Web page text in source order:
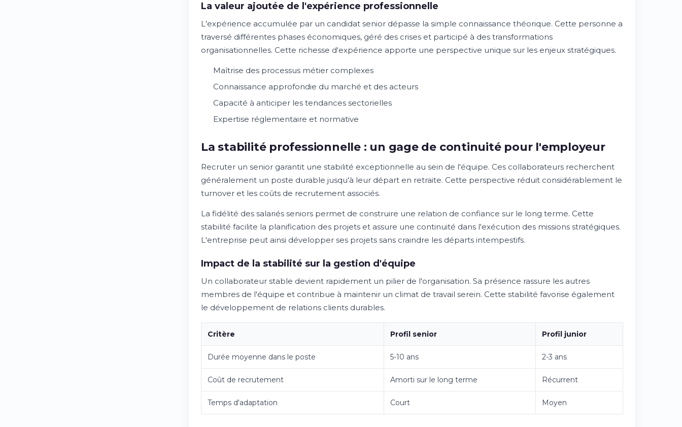
La valeur ajoutée de l'expérience professionnelle
L'expérience accumulée par un candidat senior dépasse la simple connaissance théorique. Cette personne a
traversé différentes phases économiques, géré des crises et participé à des transformations
organisationnelles. Cette richesse d'expérience apporte une perspective unique sur les enjeux stratégiques.
Maîtrise des processus métier complexes
Connaissance approfondie du marché et des acteurs
Capacité à anticiper les tendances sectorielles
Expertise réglementaire et normative
La stabilité professionnelle : un gage de continuité pour l'employeur
Recruter un senior garantit une stabilité exceptionnelle au sein de l'équipe. Ces collaborateurs recherchent
généralement un poste durable jusqu'à leur départ en retraite. Cette perspective réduit considérablement le
turnover et les coûts de recrutement associés.
La fidélité des salariés seniors permet de construire une relation de confiance sur le long terme. Cette
stabilité facilite la planification des projets et assure une continuité dans l'exécution des missions stratégiques.
L'entreprise peut ainsi développer ses projets sans craindre les départs intempestifs.
Impact de la stabilité sur la gestion d'équipe
Un collaborateur stable devient rapidement un pilier de l'organisation. Sa présence rassure les autres
membres de l'équipe et contribue à maintenir un climat de travail serein. Cette stabilité favorise également
le développement de relations clients durables.
Critère Profil senior Profil junior
Durée moyenne dans le poste 5-10 ans 2-3 ans
Coût de recrutement Amorti sur le long terme Récurrent
Temps d'adaptation Court Moyen